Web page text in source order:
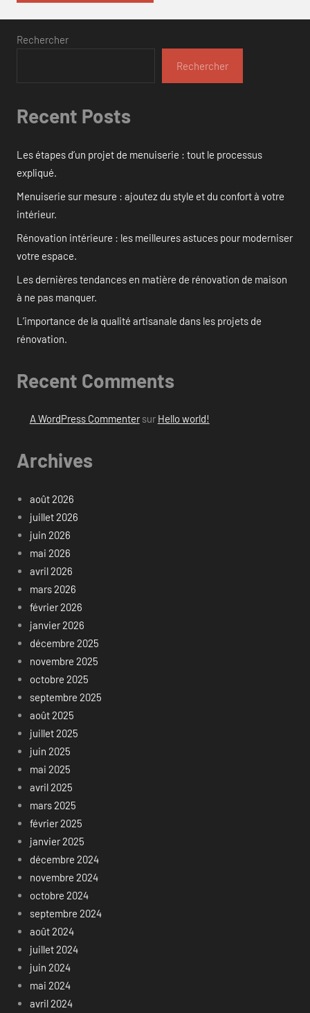
Rechercher
Rechercher
Recent Posts
Les étapes d’un projet de menuiserie : tout le processus
expliqué.
Menuiserie sur mesure : ajoutez du style et du confort à votre
intérieur.
Rénovation intérieure : les meilleures astuces pour moderniser
votre espace.
Les dernières tendances en matière de rénovation de maison
à ne pas manquer.
L’importance de la qualité artisanale dans les projets de
rénovation.
Recent Comments
A WordPress Commentersur Hello world!
Archives
août 2026
juillet 2026
juin 2026
mai 2026
avril 2026
mars 2026
février 2026
janvier 2026
décembre 2025
novembre 2025
octobre 2025
septembre 2025
août 2025
juillet 2025
juin 2025
mai 2025
avril 2025
mars 2025
février 2025
janvier 2025
décembre 2024
novembre 2024
octobre 2024
septembre 2024
août 2024
juillet 2024
juin 2024
mai 2024
avril 2024